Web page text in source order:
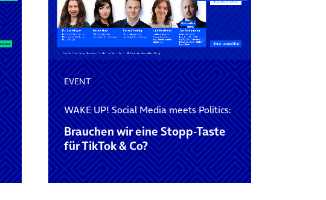
EVENT
WAKE UP! Social Media meets Politics:
Brauchen wir eine Stopp-Taste
für TikTok & Co?